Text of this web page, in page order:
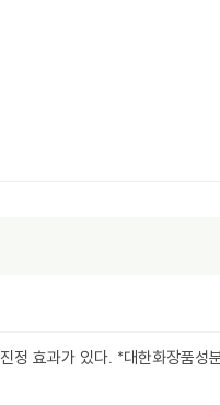
효과가 있다. *대한화장품성